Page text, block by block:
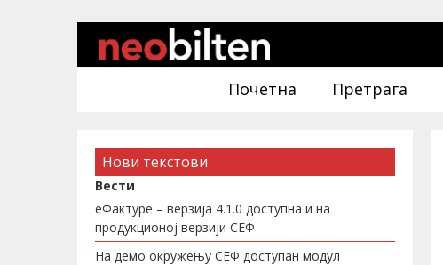
Почетна Претрага
Нови текстови
Вести
еФактуре – верзија 4.1.0 доступна и на
продукционој верзији СЕФ
На демо окружењу СЕФ доступан модул